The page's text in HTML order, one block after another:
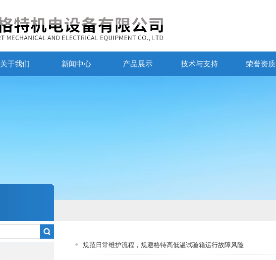
关于我们 新闻中心 产品展示 技术与支持 荣誉资质
规范日常维护流程，规避格特高低温试验箱运行故障风险